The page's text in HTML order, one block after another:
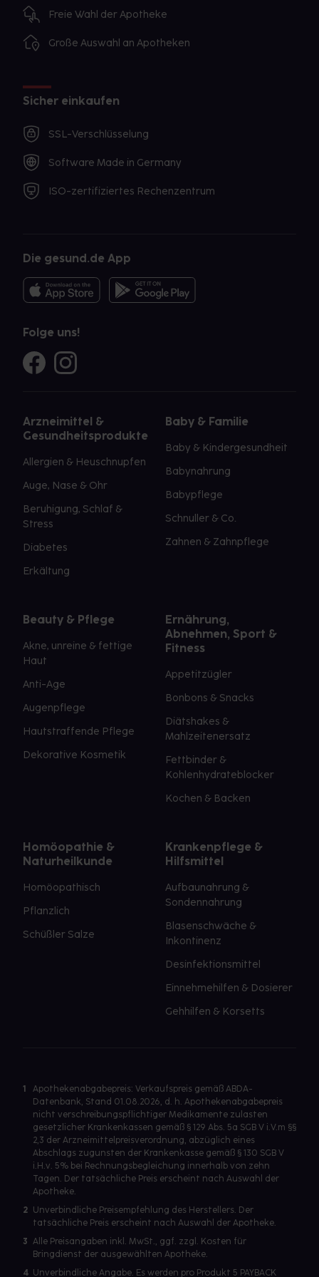
Freie Wahl der Apotheke
Große Auswahl an Apotheken
Sicher einkaufen
SSL-Verschlüsselung
Software Made in Germany
ISO-zertifiziertes Rechenzentrum
Die gesund.de App
Folge uns!
Arzneimittel &
Gesundheitsprodukte
Allergien & Heuschnupfen
Auge, Nase & Ohr
Beruhigung, Schlaf &
Stress
Diabetes
Erkältung
Baby & Familie
Baby & Kindergesundheit
Babynahrung
Babypflege
Schnuller & Co.
Zahnen & Zahnpflege
Beauty & Pflege
Akne, unreine & fettige
Haut
Anti-Age
Augenpflege
Hautstraffende Pflege
Dekorative Kosmetik
Ernährung,
Abnehmen, Sport &
Fitness
Appetitzügler
Bonbons & Snacks
Diätshakes &
Mahlzeitenersatz
Fettbinder &
Kohlenhydrateblocker
Kochen & Backen
Homöopathie &
Naturheilkunde
Homöopathisch
Pflanzlich
Schüßler Salze
Krankenpflege &
Hilfsmittel
Aufbaunahrung &
Sondennahrung
Blasenschwäche &
Inkontinenz
Desinfektionsmittel
Einnehmehilfen & Dosierer
Gehhilfen & Korsetts
1
Apothekenabgabepreis: Verkaufspreis gemäß ABDA-
Datenbank, Stand 01.08.2026, d. h. Apothekenabgabepreis
nicht verschreibungspflichtiger Medikamente zulasten
gesetzlicher Krankenkassen gemäß § 129 Abs. 5a SGB V i.V.m §§
2,3 der Arzneimittelpreisverordnung, abzüglich eines
Abschlags zugunsten der Krankenkasse gemäß § 130 SGB V
i.H.v. 5% bei Rechnungsbegleichung innerhalb von zehn
Tagen. Der tatsächliche Preis erscheint nach Auswahl der
Apotheke.
2 Unverbindliche Preisempfehlung des Herstellers. Der
tatsächliche Preis erscheint nach Auswahl der Apotheke.
3 Alle Preisangaben inkl. MwSt., ggf. zzgl. Kosten für
Bringdienst der ausgewählten Apotheke.
4 Unverbindliche Angabe. Es werden pro Produkt 5 PAYBACK